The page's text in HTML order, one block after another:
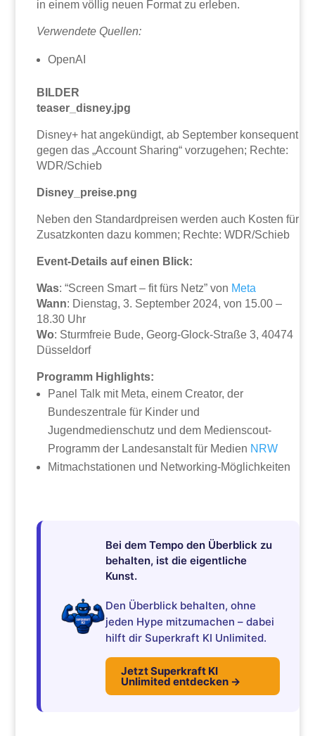
in einem völlig neuen Format zu erleben.
Verwendete Quellen:
OpenAI
BILDER
teaser_disney.jpg
Disney+ hat angekündigt, ab September konsequent
gegen das „Account Sharing“ vorzugehen; Rechte:
WDR/Schieb
Disney_preise.png
Neben den Standardpreisen werden auch Kosten für
Zusatzkonten dazu kommen; Rechte: WDR/Schieb
Event-Details auf einen Blick:
Was: “Screen Smart – fit fürs Netz” von Meta
Wann: Dienstag, 3. September 2024, von 15.00 –
18.30 Uhr
Wo: Sturmfreie Bude, Georg-Glock-Straße 3, 40474
Düsseldorf
Programm Highlights:
Panel Talk mit Meta, einem Creator, der
Bundeszentrale für Kinder und
Jugendmedienschutz und dem Medienscout-
Programm der Landesanstalt für Medien NRW
Mitmachstationen und Networking-Möglichkeiten
Bei dem Tempo den Überblick zu
behalten, ist die eigentliche
Kunst.
Den Überblick behalten, ohne
jeden Hype mitzumachen – dabei
hilft dir Superkraft KI Unlimited.
Jetzt Superkraft KI
Unlimited entdecken →